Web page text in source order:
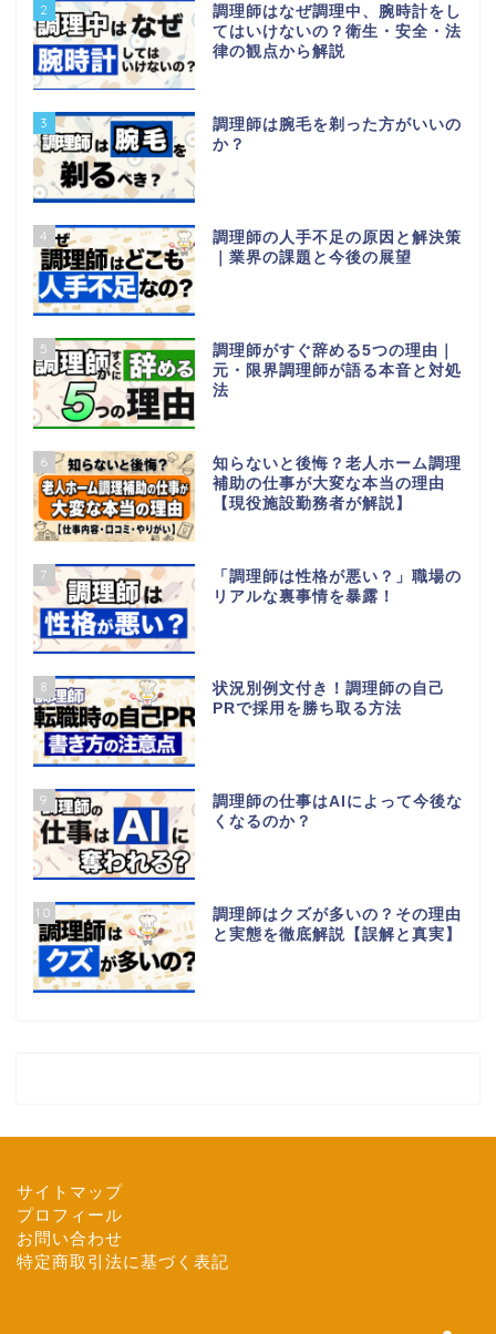
2
調理師はなぜ調理中、腕時計をし
てはいけないの？衛生・安全・法
律の観点から解説
3
調理師は腕毛を剃った方がいいの
か？
4
調理師の人手不足の原因と解決策
｜業界の課題と今後の展望
5
調理師がすぐ辞める5つの理由｜
元・限界調理師が語る本音と対処
法
6
知らないと後悔？老人ホーム調理
補助の仕事が大変な本当の理由
【現役施設勤務者が解説】
7
「調理師は性格が悪い？」職場の
リアルな裏事情を暴露！
8
状況別例文付き！調理師の自己
PRで採用を勝ち取る方法
9
調理師の仕事はAIによって今後な
くなるのか？
10
調理師はクズが多いの？その理由
と実態を徹底解説【誤解と真実】
サイトマップ
プロフィール
お問い合わせ
特定商取引法に基づく表記
転職ガイド